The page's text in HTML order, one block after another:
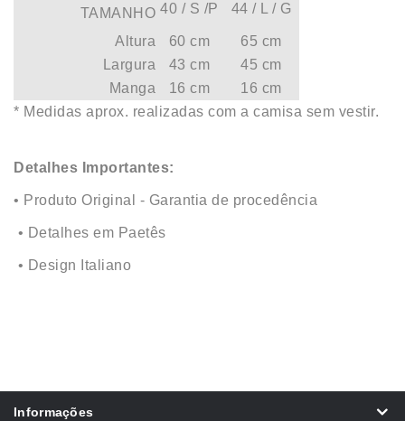
TAMANHO 40 / S /P 44 / L / G
Altura 60 cm
65 cm
Largura
43 cm
45 cm
Manga
16 cm
16 cm
* Medidas aprox. realizadas com a camisa sem vestir.
Detalhes Importantes:
• Produto Original - Garantia de procedência
• Detalhes em Paetês
• Design Italiano
Informações